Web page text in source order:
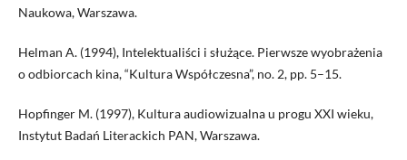
Naukowa, Warszawa.
Helman A. (1994), Intelektualiści i służące. Pierwsze wyobrażenia
o odbiorcach kina, “Kultura Współczesna”, no. 2, pp. 5–15.
Hopfinger M. (1997), Kultura audiowizualna u progu XXI wieku,
Instytut Badań Literackich PAN, Warszawa.